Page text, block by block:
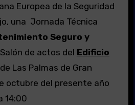
Europea de la Seguridad
una Jornada Técnica
Seguro y
de actos del Edificio
de Las Palmas de Gran
octubre del presente año
14:00